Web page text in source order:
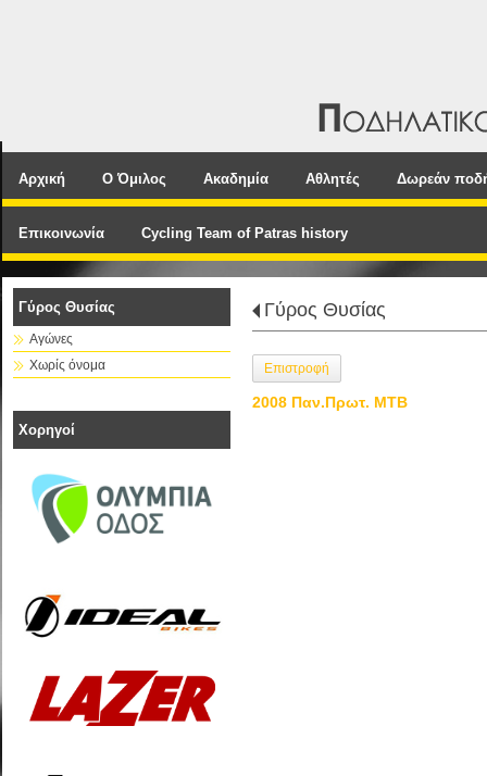
Αρχική Ο Όμιλος Ακαδημία Αθλητές Δωρεάν
Επικοινωνία Cycling Team of Patras history
Γύρος Θυσίας
Αγώνες
Χωρίς όνομα
Χορηγοί
Γύρος Θυσίας
Επιστροφή
2008 Παν.Πρωτ. ΜΤΒ